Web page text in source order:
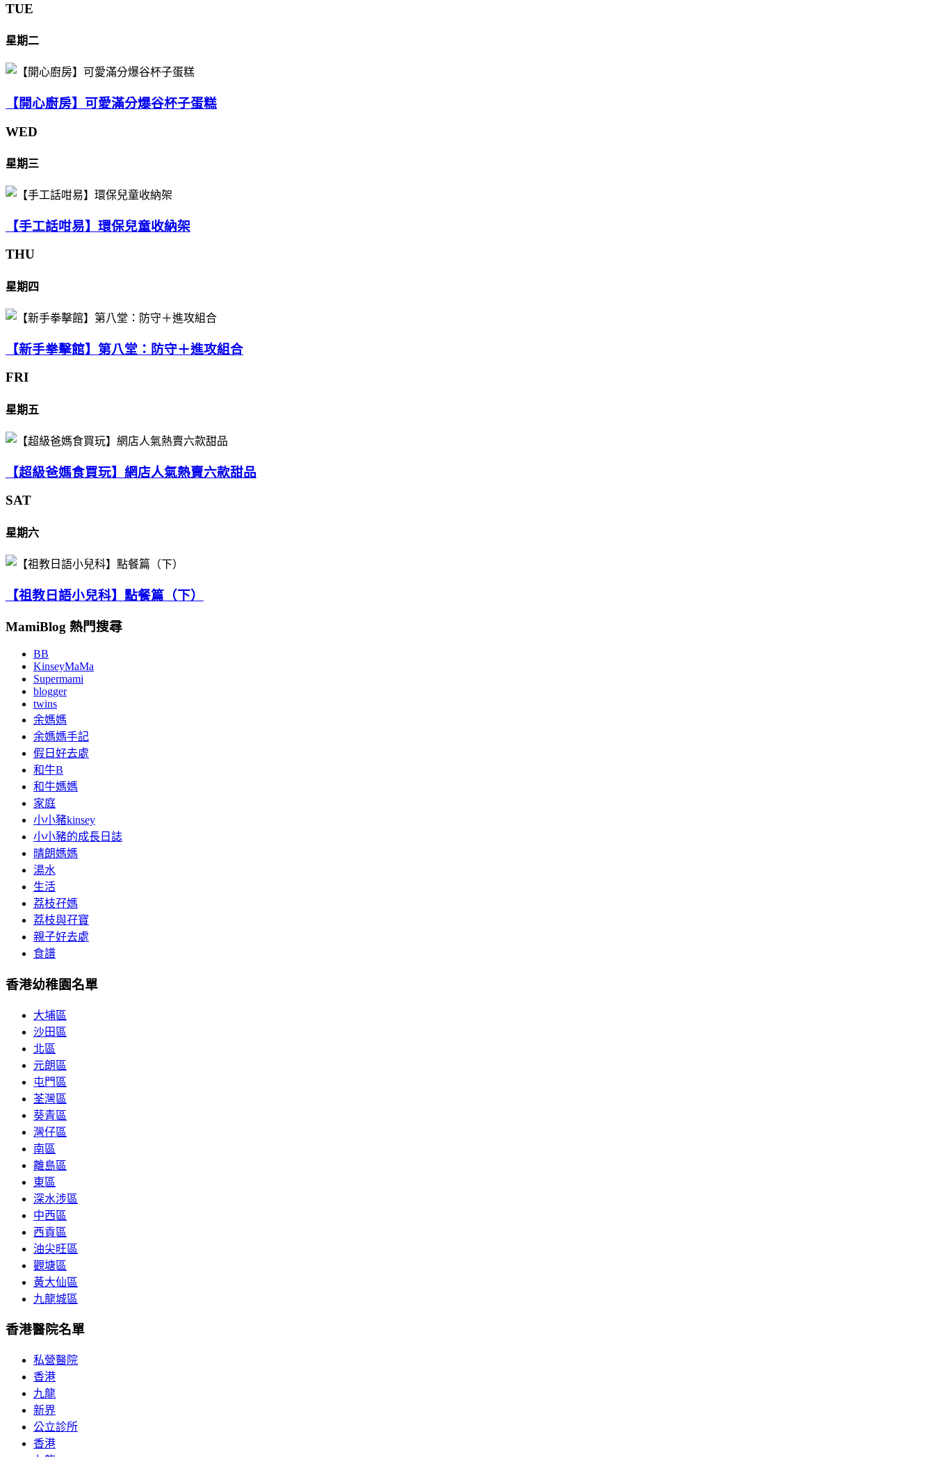
TUE
星期二
【開心廚房】可愛滿分爆谷杯子蛋糕
WED
星期三
【手工話咁易】環保兒童收納架
THU
星期四
【新手拳擊館】第八堂：防守＋進攻組合
FRI
星期五
【超級爸媽食買玩】網店人氣熱賣六款甜品
SAT
星期六
【祖教日語小兒科】點餐篇（下）
MamiBlog 熱門搜尋
BB
KinseyMaMa
Supermami
blogger
twins
余媽媽
余媽媽手記
假日好去處
和牛B
和牛媽媽
家庭
小小豬kinsey
小小豬的成長日誌
晴朗媽媽
湯水
生活
荔枝孖媽
荔枝與孖寶
親子好去處
食譜
香港幼稚園名單
大埔區
沙田區
北區
元朗區
屯門區
荃灣區
葵青區
灣仔區
南區
離島區
東區
深水涉區
中西區
西貢區
油尖旺區
觀塘區
黃大仙區
九龍城區
香港醫院名單
私營醫院
香港
九龍
新界
公立診所
香港